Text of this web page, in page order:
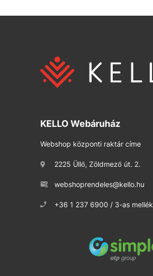
KELLO Webáruház
Webshop központi raktár címe
2225 Üllő, Zöldmező út. 2.
webshoprendeles@kello.hu
+36 1 237 6900 / 3-as mellék